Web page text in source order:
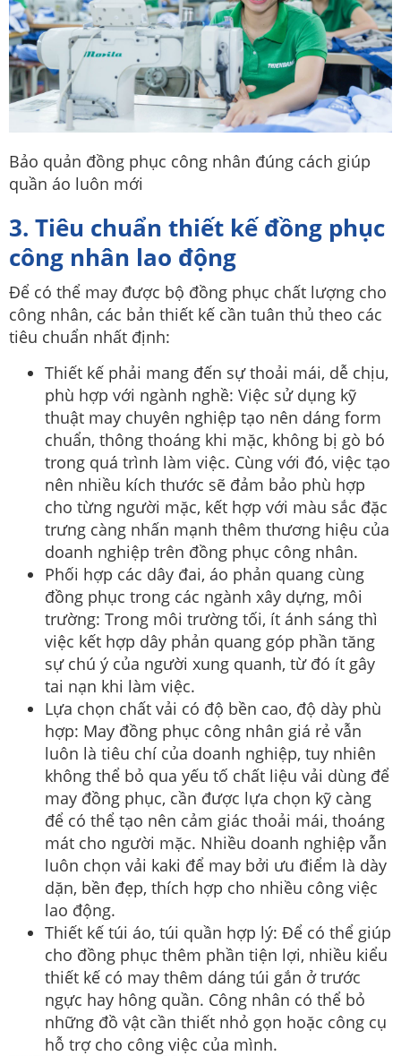
Bảo quản đồng phục công nhân đúng cách giúp
quần áo luôn mới
3. Tiêu chuẩn thiết kế đồng phục
công nhân lao động
Để có thể may được bộ đồng phục chất lượng cho
công nhân, các bản thiết kế cần tuân thủ theo các
tiêu chuẩn nhất định:
Thiết kế phải mang đến sự thoải mái, dễ chịu,
phù hợp với ngành nghề: Việc sử dụng kỹ
thuật may chuyên nghiệp tạo nên dáng form
chuẩn, thông thoáng khi mặc, không bị gò bó
trong quá trình làm việc. Cùng với đó, việc tạo
nên nhiều kích thước sẽ đảm bảo phù hợp
cho từng người mặc, kết hợp với màu sắc đặc
trưng càng nhấn mạnh thêm thương hiệu của
doanh nghiệp trên đồng phục công nhân.
Phối hợp các dây đai, áo phản quang cùng
đồng phục trong các ngành xây dựng, môi
trường: Trong môi trường tối, ít ánh sáng thì
việc kết hợp dây phản quang góp phần tăng
sự chú ý của người xung quanh, từ đó ít gây
tai nạn khi làm việc.
Lựa chọn chất vải có độ bền cao, độ dày phù
hợp: May đồng phục công nhân giá rẻ vẫn
luôn là tiêu chí của doanh nghiệp, tuy nhiên
không thể bỏ qua yếu tố chất liệu vải dùng để
may đồng phục, cần được lựa chọn kỹ càng
để có thể tạo nên cảm giác thoải mái, thoáng
mát cho người mặc. Nhiều doanh nghiệp vẫn
luôn chọn vải kaki để may bởi ưu điểm là dày
dặn, bền đẹp, thích hợp cho nhiều công việc
lao động.
Thiết kế túi áo, túi quần hợp lý: Để có thể giúp
cho đồng phục thêm phần tiện lợi, nhiều kiểu
thiết kế có may thêm dáng túi gắn ở trước
ngực hay hông quần. Công nhân có thể bỏ
những đồ vật cần thiết nhỏ gọn hoặc công cụ
hỗ trợ cho công việc của mình.